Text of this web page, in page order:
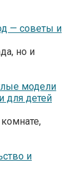
— советы и
но и
модели
для детей
и